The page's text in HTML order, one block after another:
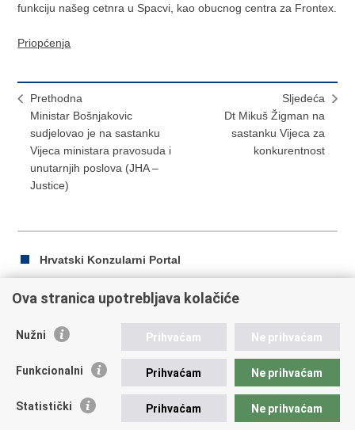
funkciju našeg cetnra u Spacvi, kao obucnog centra za Frontex.
Priopćenja
Prethodna
Ministar Bošnjakovic
sudjelovao je na sastanku
Vijeca ministara pravosuda i
unutarnjih poslova (JHA –
Justice)
Sljedeća
Dt Mikuš Žigman na
sastanku Vijeca za
konkurentnost
Hrvatski Konzularni Portal
Ispiši
Podijeli
Facebooku
Twitteru
Republika Hrvatska
Trg N.Š. Zrinskog 7-8, 10000 Zagreb
Ova stranica upotrebljava kolačiće
Nužni Prihvaćam Ne prihvaćam
Funkcionalni Prihvaćam Ne prihvaćam
Statistički Prihvaćam Ne prihvaćam